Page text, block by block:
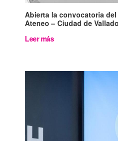
Abierta la convocatoria del
Ateneo – Ciudad de
Leer más